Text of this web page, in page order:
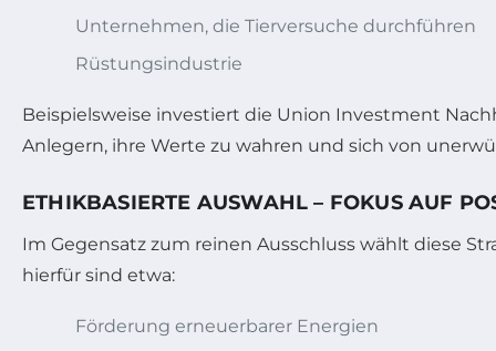
Unternehmen, die Tierversuche durchführen
Rüstungsindustrie
Beispielsweise investiert die Union Investment
Anlegern, ihre Werte zu wahren und sich von
ETHIKBASIERTE AUSWAHL – FOKUS AUF
Im Gegensatz zum reinen Ausschluss wählt diese
hierfür sind etwa:
Förderung erneuerbarer Energien